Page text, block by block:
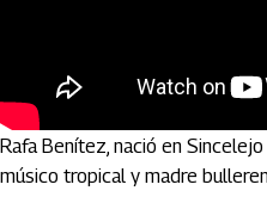
Rafael Emilio Benítez
Rafa Benítez, nació en
músico tropical y madre